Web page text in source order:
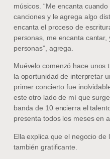
músicos. “Me encanta
canciones y le agrega algo
encanta el proceso de
personas, me encanta
personas”, agrega.
Muévelo comenzó hace unos
la oportunidad de interpretar
primer concierto fue
este otro lado de mí que
banda de 10 encierra el
presenta todos los meses en
Ella explica que el negocio
también gratificante.